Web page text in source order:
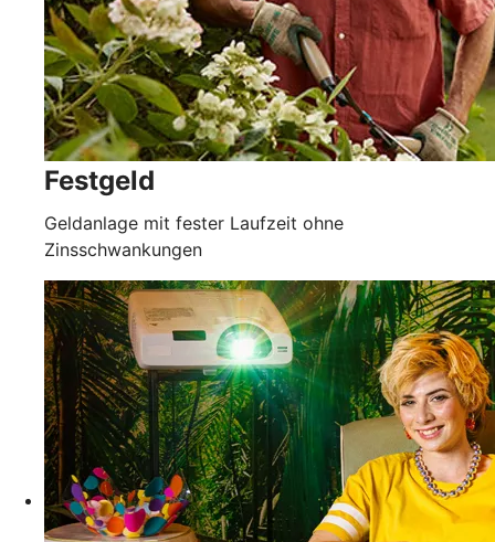
Festgeld
Geldanlage mit fester Laufzeit ohne
Zinsschwankungen